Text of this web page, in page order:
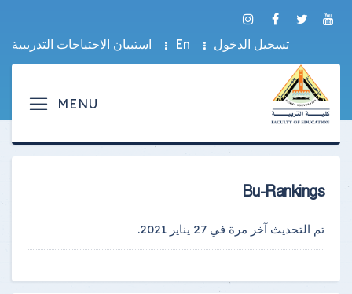
تسجيل الدخول En استبيان الاحتياجات التدريبية
Bu-Rankings
تم التحديث آخر مرة في 27 يناير 2021 .